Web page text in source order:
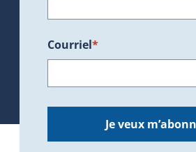
Courriel*
Je veux